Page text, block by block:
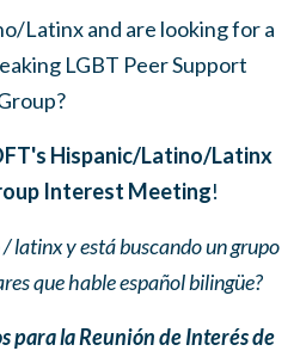
Latinx and are looking for a
LGBT Peer Support
Hispanic/Latino/Latinx
Interest Meeting!
latinx y está buscando un grupo
que hable español bilingüe?
para la Reunión de Interés de